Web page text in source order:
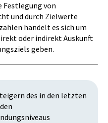
Festlegung von
und durch Zielwerte
handelt es sich um
oder indirekt Auskunft
geben.
des in den letzten